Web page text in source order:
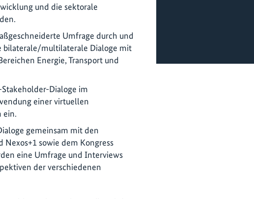
und die sektorale
Umfrage durch und
bilaterale/multilaterale Dialoge mit
Energie, Transport und
Dialoge im
einer virtuellen
ein.
gemeinsam mit den
Nexos+1 sowie dem Kongress
eine Umfrage und Interviews
der verschiedenen